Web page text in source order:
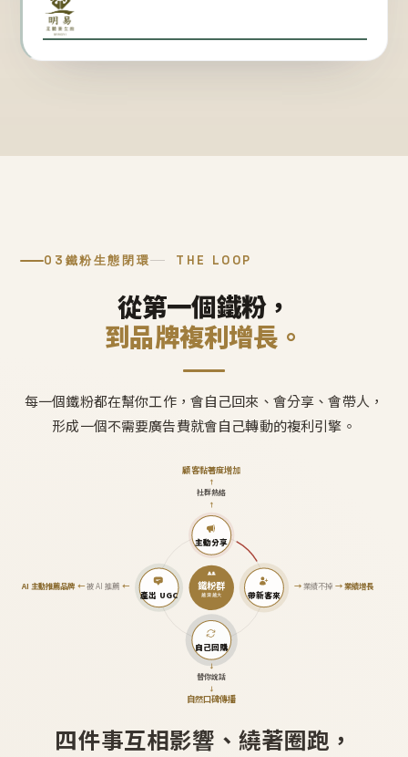
03 鐵粉生態閉環 THE LOOP
從第一個鐵粉，
到品牌複利增長。
每一個鐵粉都在幫你工作，會自己回來、會分享、會帶人，
形成一個不需要廣告費就會自己轉動的複利引擎。
鐵粉群
越滾越大
主動分享
↑
社群熱絡
↑
顧客黏著度增加
帶新客來
→業績不掉 →業績增長
自己回購
↓
替你說話
↓
自然口碑傳播
產出 UGC
AI 主動推薦品牌←被 AI 推薦 ←
四件事互相影響、繞著圈跑，